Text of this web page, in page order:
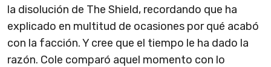
la disolución de The Shield, recordando que ha
explicado en multitud de ocasiones por qué acabó
con la facción. Y cree que el tiempo le ha dado la
razón. Cole comparó aquel momento con lo